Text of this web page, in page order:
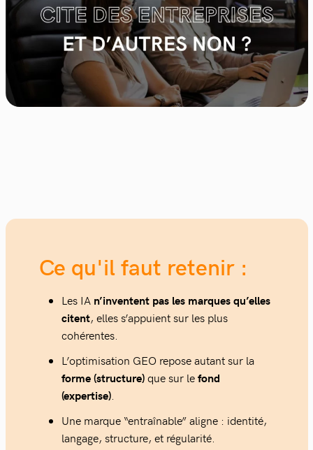
Ce qu'il faut retenir :
Les IA n’inventent pas les marques qu’elles
citent, elles s’appuient sur les plus
cohérentes.
L’optimisation GEO repose autant sur la
forme (structure)que sur lefond
(expertise).
Une marque “entraînable” aligne : identité,
langage, structure, et régularité.